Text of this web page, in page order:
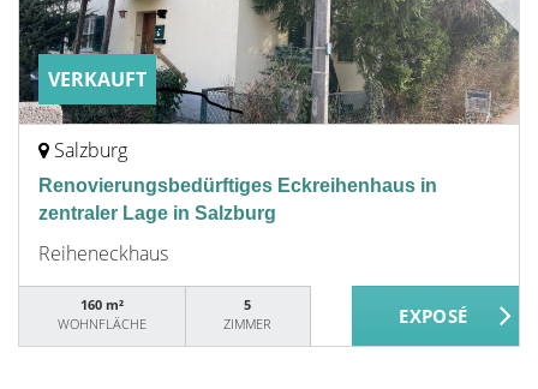
VERKAUFT
Salzburg
Renovierungsbedürftiges Eckreihenhaus in
zentraler Lage in Salzburg
Reiheneckhaus
160 m²
WOHNFLÄCHE
5
ZIMMER